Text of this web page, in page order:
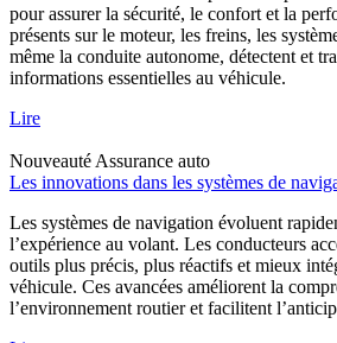
pour assurer la sécurité, le confort et la
présents sur le moteur, les freins, les
même la conduite autonome, détectent et
informations essentielles au véhicule.
Lire
Nouveauté Assurance auto
Les innovations dans les systèmes de
Les systèmes de navigation évoluent
l’expérience au volant. Les conducteurs
outils plus précis, plus réactifs et mieux
véhicule. Ces avancées améliorent la
l’environnement routier et facilitent